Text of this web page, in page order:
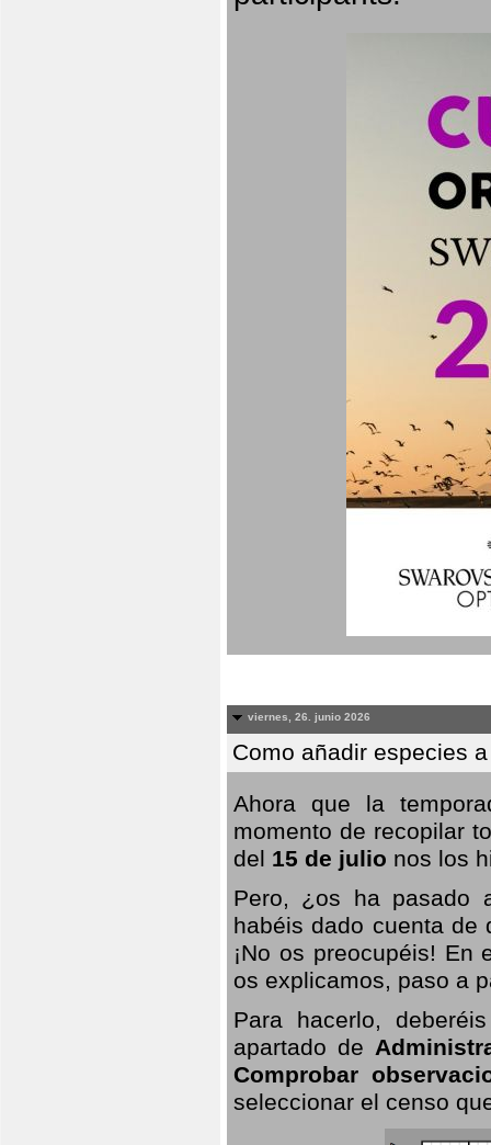
viernes, 26. junio 2026
Como añadir especies
Ahora que la
momento de recopilar
del 15 de julio nos los
Pero, ¿os ha pasado
habéis dado cuenta de
¡No os preocupéis!
os explicamos, paso a
Para hacerlo,
apartado de
Comprobar
seleccionar el censo